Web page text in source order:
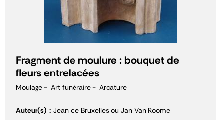
Fragment de moulure : bouquet de
fleurs entrelacées
Moulage Art funéraire Arcature
Auteur(s)
Jean de Bruxelles ou Jan Van Roome